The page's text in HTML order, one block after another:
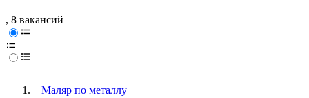
, 8 вакансий
Маляр по металлу